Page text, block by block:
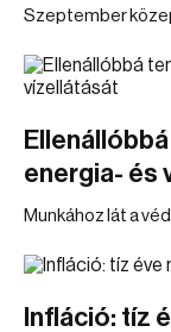
Szeptember
energia- és
Munkához lát a
Infláció: tíz